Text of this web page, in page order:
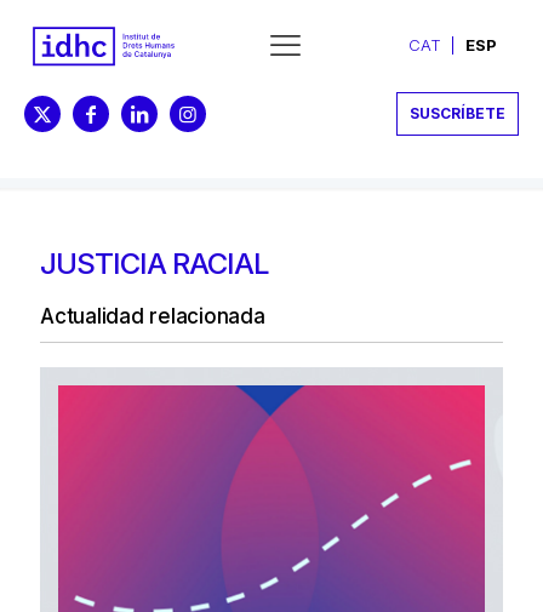
CAT ESP
SUSCRÍBETE
JUSTICIA RACIAL
Actualidad relacionada